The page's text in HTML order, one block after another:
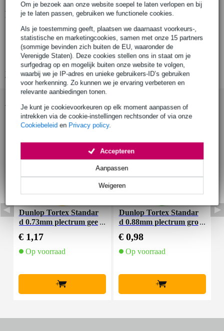
Om je bezoek aan onze website soepel te laten verlopen en bij
je te laten passen, gebruiken we functionele cookies.
Als je toestemming geeft, plaatsen we daarnaast voorkeurs-,
statistische en marketingcookies, samen met onze 15 partners
(sommige bevinden zich buiten de EU, waaronder de
Verenigde Staten). Deze cookies stellen ons in staat om je
surfgedrag op en mogelijk buiten onze website te volgen,
waarbij we je IP-adres en unieke gebruikers-ID’s gebruiken
voor herkenning. Zo kunnen we je ervaring verbeteren en
relevante aanbiedingen tonen.
Je kunt je cookievoorkeuren op elk moment aanpassen of
intrekken via de cookie-instellingen rechtsonder of via onze
Cookiebeleid en Privacy policy.
Weigeren
Aanpassen
Accepteren
Productinformatie
Seiko SQ50V
kwartsmetronoom
eenvoudig en stijlvol ontwerp
Bekijk alle productspecificaties
Accessoires (60)
Dunlop Tortex Standar
d 0.73mm plectrum gee
€ 1,17
Op voorraad
+
Dunlop Tortex Standar
d 0.88mm plectrum gro
€ 0,98
Op voorraad
+